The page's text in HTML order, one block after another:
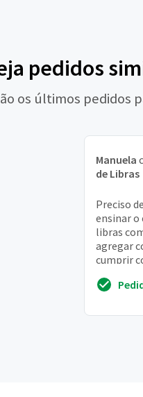
pedidos
os últimos pedidos
Manuela
de Libras
Preciso
ensinar o
libras
agregar
cumprir